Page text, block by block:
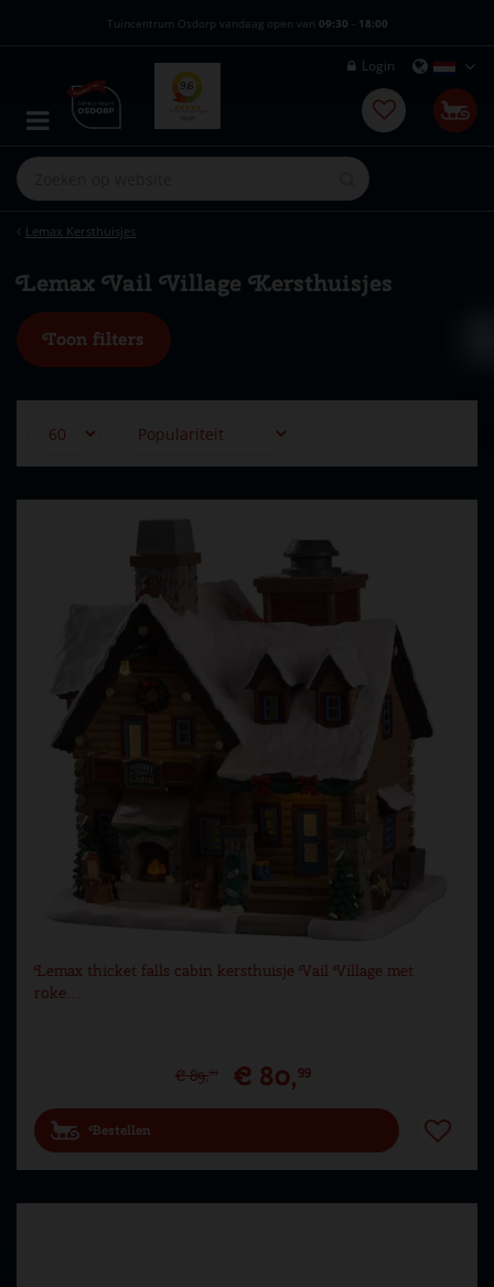
Lemax Kersthuisjes
Tuincentrum Osdorp vandaag open van 09:30 - 18:00
Login
Lemax Vail Village Kersthuisjes
Toon filters
Lemax thicket falls cabin kersthuisje Vail Village met
roke…
€ 89,99 € 80,99
Bestellen